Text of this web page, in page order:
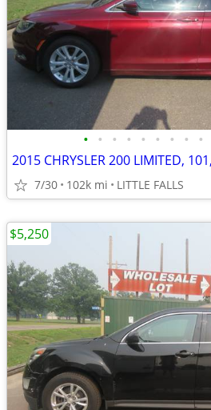
• • • • • • • • •
7/30 102k mi LITTLE FALLS
$5,250